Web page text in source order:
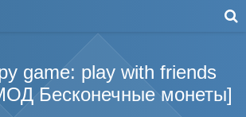
game: play with friends
Бесконечные монеты]